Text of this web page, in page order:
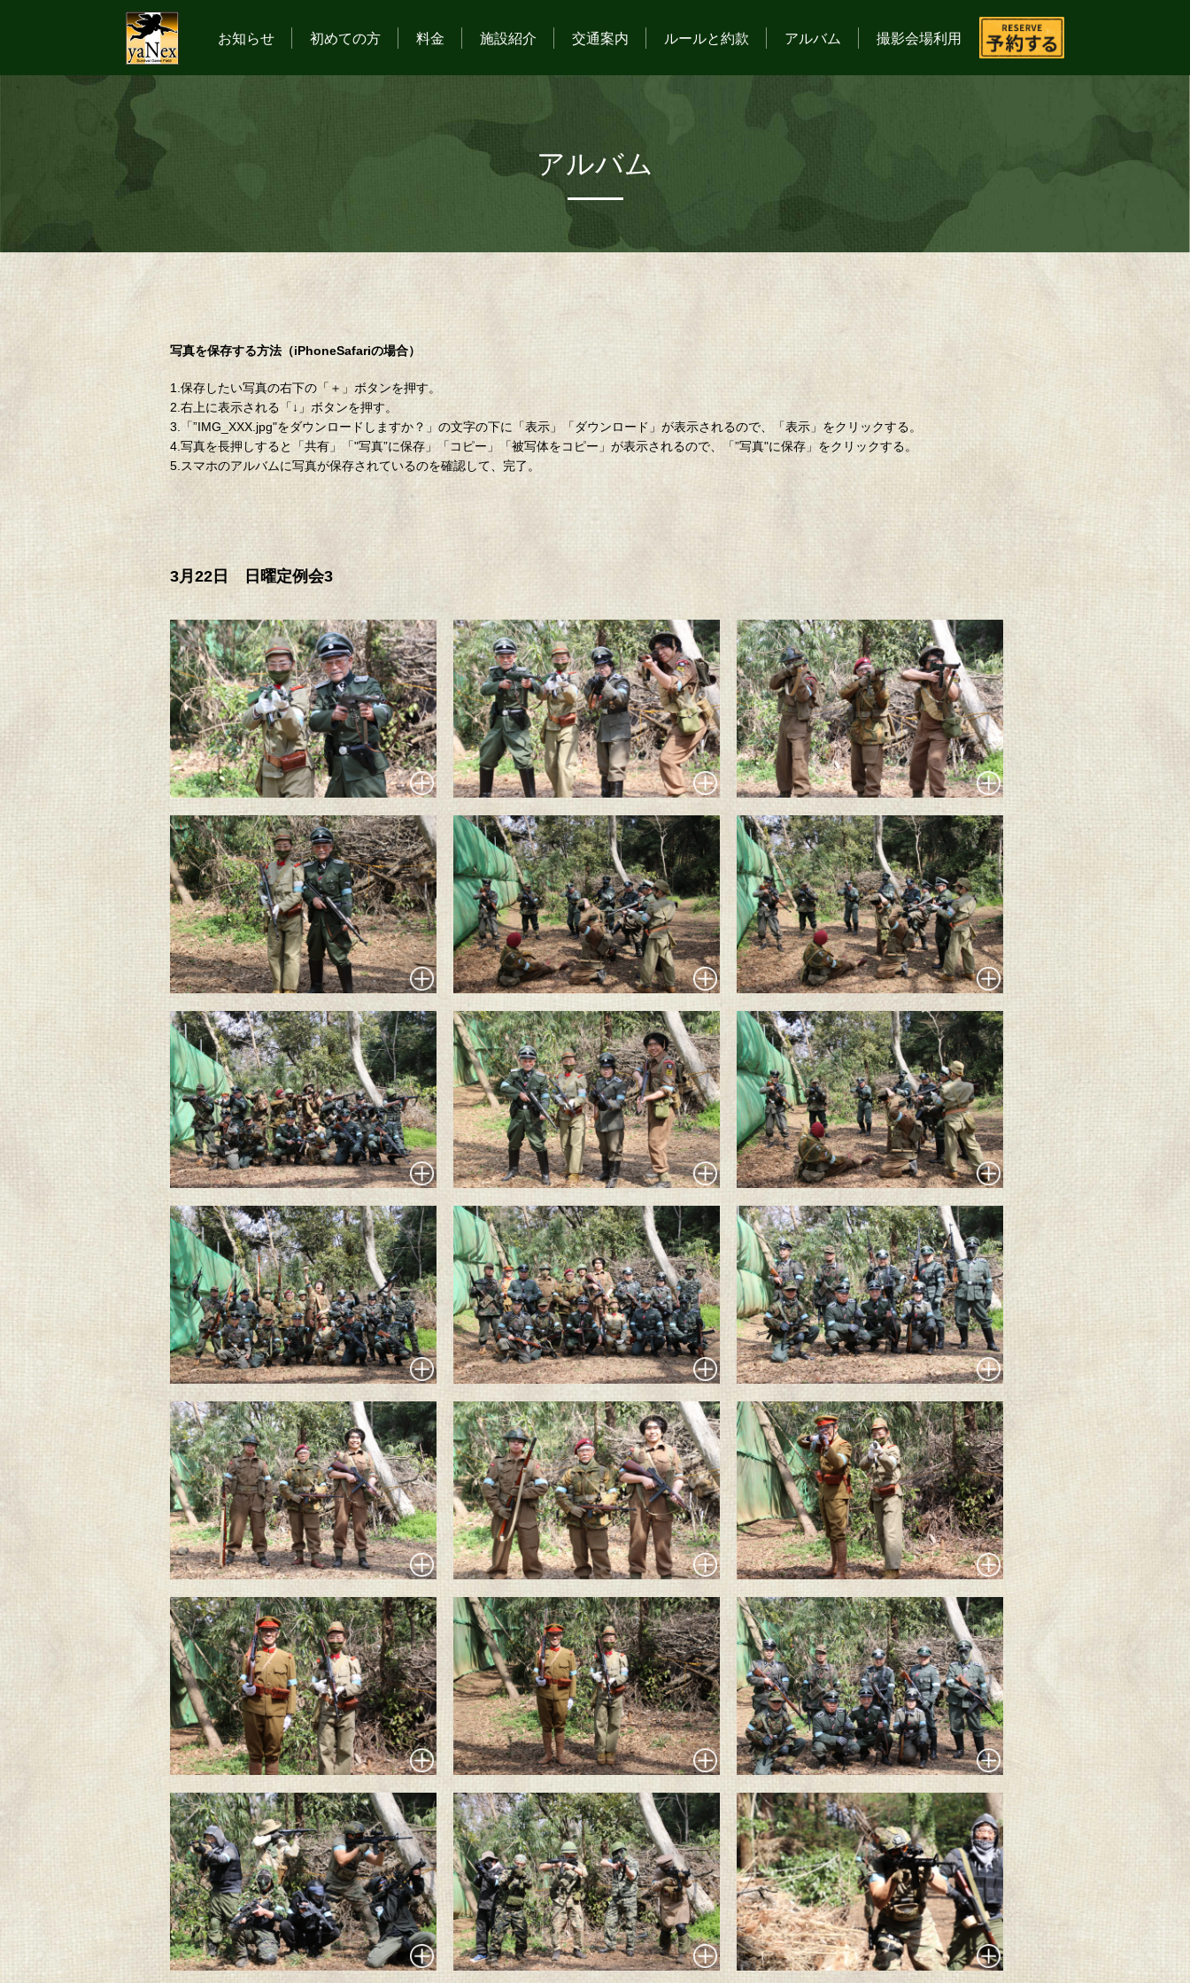
お知らせ 初めての方 料金 施設紹介 交通案内 ルールと約款 アルバム 撮影会場利用
アルバム
写真を保存する方法（iPhoneSafariの場合）
1.保存したい写真の右下の「＋」ボタンを押す。
2.右上に表示される「↓」ボタンを押す。
3.「”IMG_XXX.jpg"をダウンロードしますか？」の文字の下に「表示」「ダウンロード」が表示されるので、「表示」をクリックする。
4.写真を長押しすると「共有」「"写真”に保存」「コピー」「被写体をコピー」が表示されるので、「”写真"に保存」をクリックする。
5.スマホのアルバムに写真が保存されているのを確認して、完了。
3月22日 日曜定例会3